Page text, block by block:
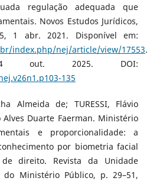
regulação adequada que
Novos Estudos Jurídicos,
1 abr. 2021. Disponível em:
index.php/nej/article/view/17553.
out. 2025. DOI:
135
Almeida de; TURESSI, Flávio
Alves Duarte Faerman. Ministério
e proporcionalidade: a
por biometria facial
direito. Revista da Unidade
do Ministério Público, p. 29–51,